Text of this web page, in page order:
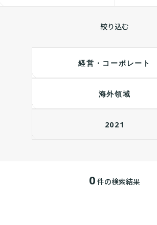
絞り込む
経営・コーポレート
海外領域
2021
0 件の検索結果